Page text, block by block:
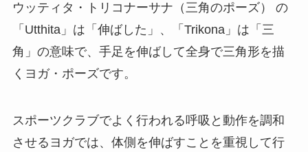
ウッティタ・トリコナーサナ（三角のポーズ） の
「Utthita」は「伸ばした」、「Trikona」は「三
角」の意味で、手足を伸ばして全身で三角形を描
くヨガ・ポーズです。
スポーツクラブでよく行われる呼吸と動作を調和
させるヨガでは、体側を伸ばすことを重視して行